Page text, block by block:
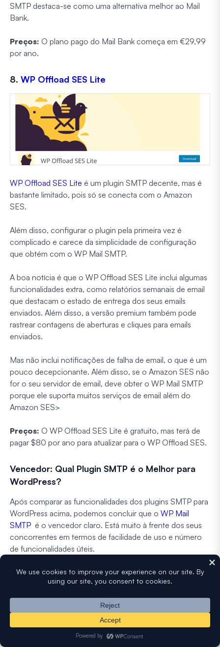
SMTP destaca-se como uma alternativa melhor ao Mail
Bank.
Preços: O plano pago do Mail Bank começa em €29,99
por ano.
8. WP Offload SES Lite
WP Offload SES Lite é um plugin SMTP decente, mas é
bastante limitado, pois só se conecta com o Amazon
SES.
Além disso, configurar o plugin pela primeira vez é
complicado e carece da simplicidade de configuração
que obtém com o WP Mail SMTP.
A boa notícia é que o WP Offload SES Lite inclui algumas
funcionalidades extra, como relatórios semanais de email
que destacam o estado de entrega dos seus emails
enviados. Além disso, a versão premium também pode
rastrear contagens de aberturas e cliques para emails
enviados.
Mas não inclui notificações de falha de email, o que é um
pouco decepcionante. Além disso, se o Amazon SES não
for o seu servidor de email, deve obter o WP Mail SMTP
porque ele suporta muitos serviços de email além do
Amazon SES>
Preços: O WP Offload SES Lite é gratuito, mas terá de
pagar $80 por ano para atualizar para o WP Offload SES.
Vencedor: Qual Plugin SMTP é o Melhor para
WordPress?
Após comparar as funcionalidades dos plugins SMTP para
WordPress acima, podemos concluir que o WP Mail
SMTP é o vencedor claro. Está muito à frente dos seus
concorrentes em termos de facilidade de uso e número
de funcionalidades úteis.